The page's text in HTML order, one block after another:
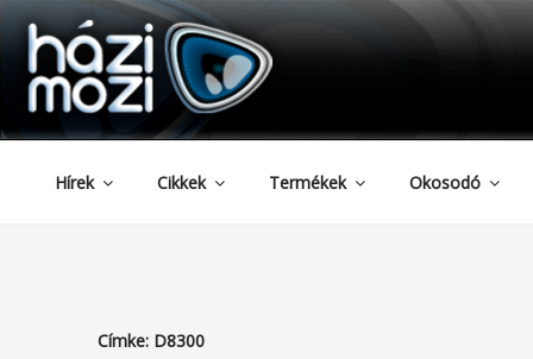
Tartalomhoz
HAZIMOZI
Hírek Cikkek Termékek Okosodó
Címke: D8300